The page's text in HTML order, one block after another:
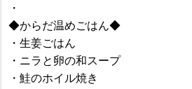
・
◆からだ温めごはん◆
・生姜ごはん
・ニラと卵の和スープ
・鮭のホイル焼き